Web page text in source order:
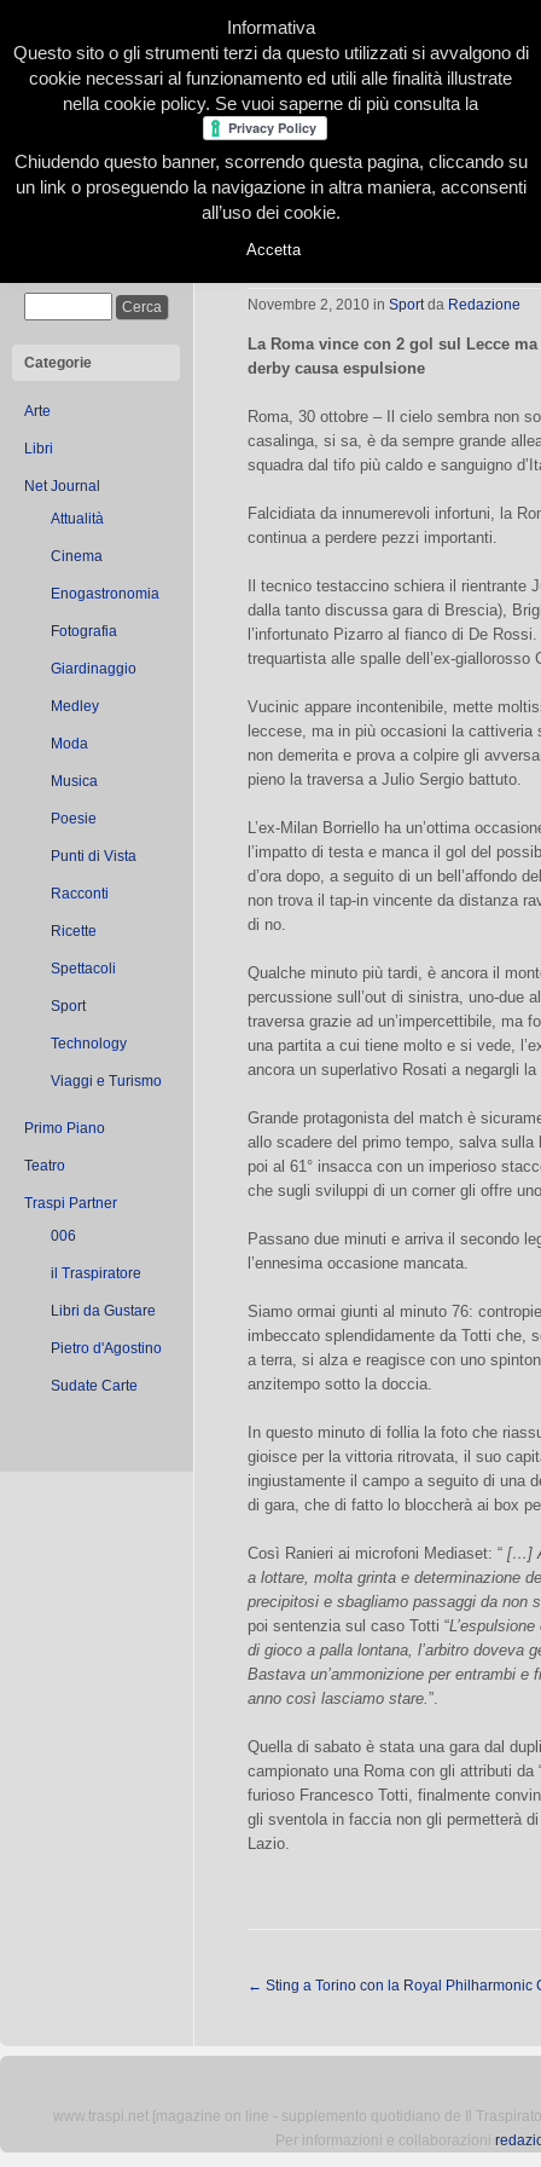
Home Presentazione Redazione Le nostre firme
Categorie
Arte
Libri
Net Journal
Attualità
Cinema
Enogastronomia
Fotografia
Giardinaggio
Medley
Moda
Musica
Poesie
Punti di Vista
Racconti
Ricette
Spettacoli
Sport
Technology
Viaggi e Turismo
Primo Piano
Teatro
Traspi Partner
006
il Traspiratore
Libri da Gustare
Pietro d'Agostino
Sudate Carte
Il Lecce “sgambetta” la Roma di
Novembre 2, 2010 in Sportda Redazione
La Roma vince con 2 gol sul Lecce
derby causa espulsione
Roma, 30 ottobre – Il cielo sembra non
casalinga, si sa, è da sempre grande
squadra dal tifo più caldo e sanguigno
Falcidiata da innumerevoli infortuni, la
continua a perdere pezzi importanti.
Il tecnico testaccino schiera il rientrante
dalla tanto discussa gara di Brescia),
l’infortunato Pizarro al fianco di De
trequartista alle spalle dell’ex-giallorosso
Vucinic appare incontenibile, mette
leccese, ma in più occasioni la
non demerita e prova a colpire gli
pieno la traversa a Julio Sergio battuto.
L’ex-Milan Borriello ha un’ottima
l’impatto di testa e manca il gol del
d’ora dopo, a seguito di un bell’affondo
non trova il tap-in vincente da distanza
di no.
Qualche minuto più tardi, è ancora il
percussione sull’out di sinistra, uno-due
traversa grazie ad un’impercettibile, ma
una partita a cui tiene molto e si vede,
ancora un superlativo Rosati a negargli
Grande protagonista del match è
allo scadere del primo tempo, salva
poi al 61° insacca con un imperioso
che sugli sviluppi di un corner gli offre
Passano due minuti e arriva il secondo
l’ennesima occasione mancata.
Siamo ormai giunti al minuto 76:
imbeccato splendidamente da Totti che,
a terra, si alza e reagisce con uno
anzitempo sotto la doccia.
In questo minuto di follia la foto che
gioisce per la vittoria ritrovata, il suo
ingiustamente il campo a seguito di una
di gara, che di fatto lo bloccherà ai box
Così Ranieri ai microfoni Mediaset: “ […]
a lottare, molta grinta e determinazione
precipitosi e sbagliamo passaggi da non
poi sentenzia sul caso Totti “
di gioco a palla lontana, l’arbitro doveva
Bastava un’ammonizione per entrambi
anno così lasciamo stare.”.
Quella di sabato è stata una gara dal
campionato una Roma con gli attributi da
furioso Francesco Totti, finalmente
gli sventola in faccia non gli permetterà
Lazio.
← Sting a Torino con la Royal Philharmonic
www.traspi.net [magazine on line - supplemento quotidiano de Il
Per informazioni e collaborazioni
Informativa
Questo sito o gli strumenti terzi da questo utilizzati si avvalgono di
cookie necessari al funzionamento ed utili alle finalità illustrate
nella cookie policy. Se vuoi saperne di più consulta la
Chiudendo questo banner, scorrendo questa pagina, cliccando su
un link o proseguendo la navigazione in altra maniera, acconsenti
all’uso dei cookie.
Accetta